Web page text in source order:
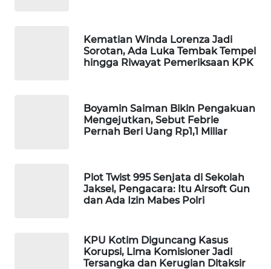
Kematian Winda Lorenza Jadi
Sorotan, Ada Luka Tembak Tempel
hingga Riwayat Pemeriksaan KPK
Boyamin Saiman Bikin Pengakuan
Mengejutkan, Sebut Febrie
Pernah Beri Uang Rp1,1 Miliar
Plot Twist 995 Senjata di Sekolah
Jaksel, Pengacara: Itu Airsoft Gun
dan Ada Izin Mabes Polri
KPU Kotim Diguncang Kasus
Korupsi, Lima Komisioner Jadi
Tersangka dan Kerugian Ditaksir